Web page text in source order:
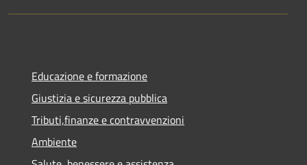
Educazione e formazione
Giustizia e sicurezza pubblica
Tributi,finanze e contravvenzioni
Ambiente